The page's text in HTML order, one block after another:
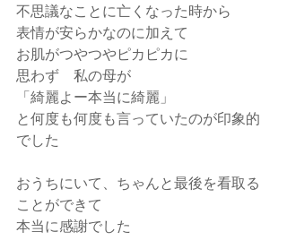
不思議なことに亡くなった時から
表情が安らかなのに加えて
お肌がつやつやピカピカに
思わず　私の母が
「綺麗よー本当に綺麗」
と何度も何度も言っていたのが印象的
でした
おうちにいて、ちゃんと最後を看取る
ことができて
本当に感謝でした